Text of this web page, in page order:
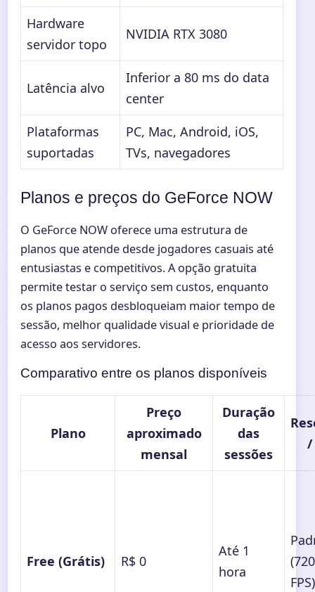
Hardware
servidor topo
NVIDIA RTX 3080
Latência alvo
Inferior a 80 ms do data
center
Plataformas
suportadas
PC, Mac, Android, iOS,
TVs, navegadores
Planos e preços do GeForce NOW
O GeForce NOW oferece uma estrutura de
planos que atende desde jogadores casuais até
entusiastas e competitivos. A opção gratuita
permite testar o serviço sem custos, enquanto
os planos pagos desbloqueiam maior tempo de
sessão, melhor qualidade visual e prioridade de
acesso aos servidores.
Comparativo entre os planos disponíveis
Plano
Preço
aproximado
mensal
Duração
das
sessões
/
Free (Grátis) R$ 0
Até 1
hora
FPS)